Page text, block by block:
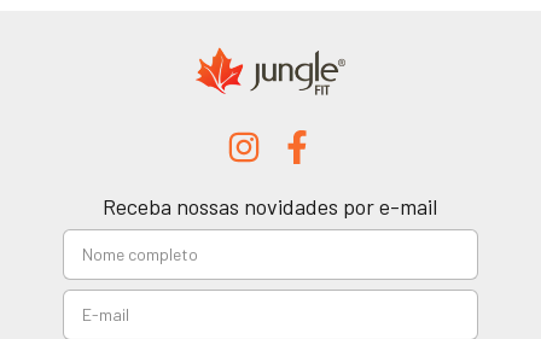
Receba nossas novidades por e-mail